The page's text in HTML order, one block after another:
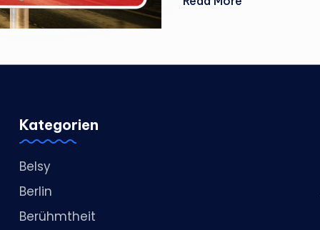
Kategorien
Belsy
Berlin
Berühmtheit